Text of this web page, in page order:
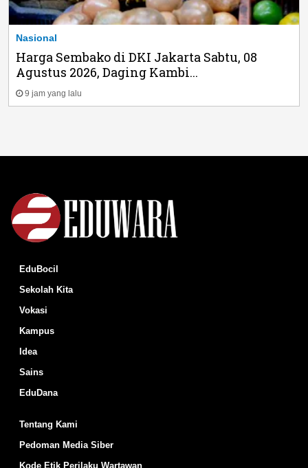
Nasional
Harga Sembako di DKI Jakarta Sabtu, 08
Agustus 2026, Daging Kambi...
9 jam yang lalu
EduBocil
Sekolah Kita
Vokasi
Kampus
Idea
Sains
EduDana
Tentang Kami
Pedoman Media Siber
Kode Etik Perilaku Wartawan